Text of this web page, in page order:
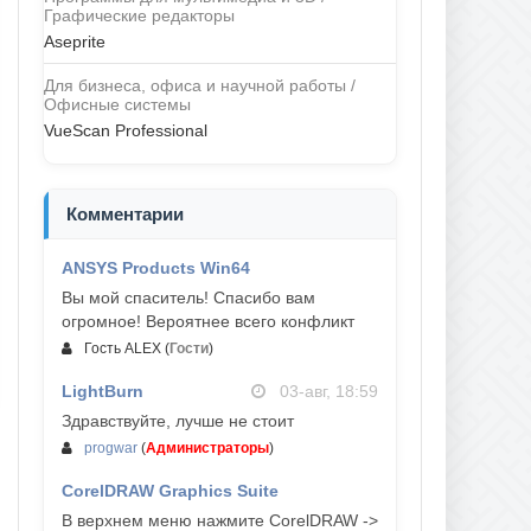
Графические редакторы
Aseprite
Для бизнеса, офиса и научной работы /
Офисные системы
VueScan Professional
Комментарии
ANSYS Products Win64
Вы мой спаситель! Спасибо вам
огромное! Вероятнее всего конфликт
Гость ALEX (Гости)
LightBurn
03-авг, 18:59
Здравствуйте, лучше не стоит
progwar (Администраторы)
CorelDRAW Graphics Suite
03-авг, 18:58
В верхнем меню нажмите CorelDRAW ->